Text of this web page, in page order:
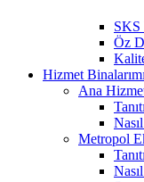
SKS
Öz
Hizmet
Ana
Metropol